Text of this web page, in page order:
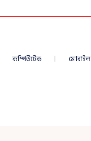
কম্পিউটেক মোবাইল